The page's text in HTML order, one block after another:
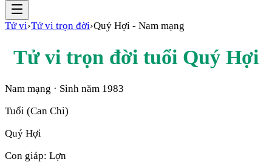
Tử vi›Tử vi trọn đời›Quý Hợi - Nam mạng
Tử vi trọn đời tuổi Quý Hợi
Nam mạng · Sinh năm 1983
Tuổi (Can Chi)
Quý Hợi
Con giáp: Lợn